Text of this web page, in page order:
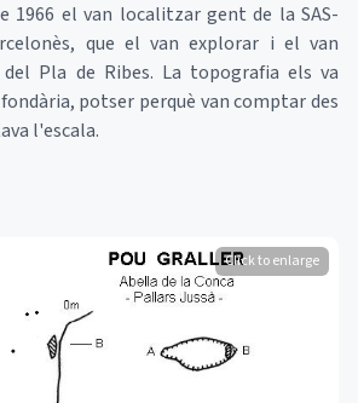
1966 el van localitzar gent de la SAS-
que el van explorar i el van
Pla de Ribes. La topografia els va
potser perquè van comptar des
l'escala.
Click to enlarge